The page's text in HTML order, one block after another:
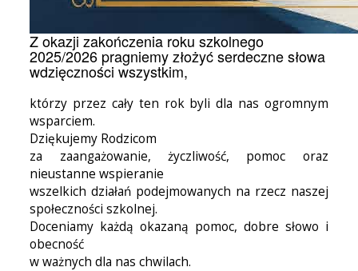
Z okazji zakończenia roku szkolnego
2025/2026 pragniemy złożyć serdeczne słowa
wdzięczności wszystkim,
którzy przez cały ten rok byli dla nas ogromnym
wsparciem.
Dziękujemy Rodzicom
za zaangażowanie, życzliwość, pomoc oraz
nieustanne wspieranie
wszelkich działań podejmowanych na rzecz naszej
społeczności szkolnej.
Doceniamy każdą okazaną pomoc, dobre słowo i
obecność
w ważnych dla nas chwilach.